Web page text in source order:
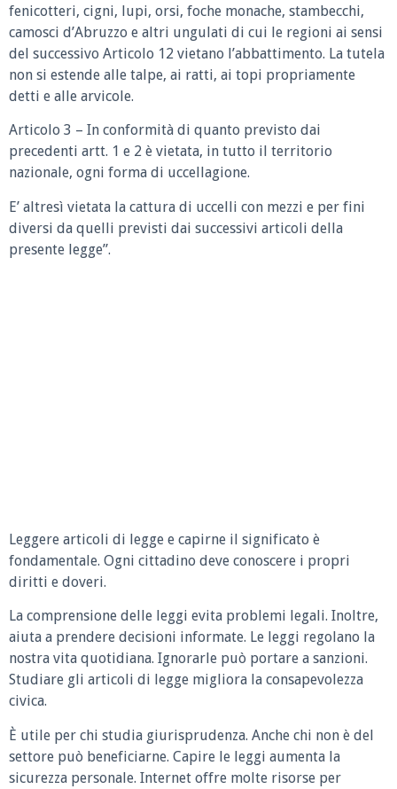
fenicotteri, cigni, lupi, orsi, foche monache, stambecchi,
camosci d’Abruzzo e altri ungulati di cui le regioni ai sensi
del successivo Articolo 12 vietano l’abbattimento. La tutela
non si estende alle talpe, ai ratti, ai topi propriamente
detti e alle arvicole.
Articolo 3 – In conformità di quanto previsto dai
precedenti artt. 1 e 2 è vietata, in tutto il territorio
nazionale, ogni forma di uccellagione.
E’ altresì vietata la cattura di uccelli con mezzi e per fini
diversi da quelli previsti dai successivi articoli della
presente legge”.
Leggere articoli di legge e capirne il significato è
fondamentale. Ogni cittadino deve conoscere i propri
diritti e doveri.
La comprensione delle leggi evita problemi legali. Inoltre,
aiuta a prendere decisioni informate. Le leggi regolano la
nostra vita quotidiana. Ignorarle può portare a sanzioni.
Studiare gli articoli di legge migliora la consapevolezza
civica.
È utile per chi studia giurisprudenza. Anche chi non è del
settore può beneficiarne. Capire le leggi aumenta la
sicurezza personale. Internet offre molte risorse per